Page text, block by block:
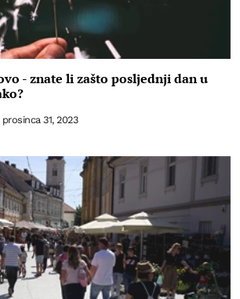
- znate li zašto posljednji dan u
prosinca 31, 2023